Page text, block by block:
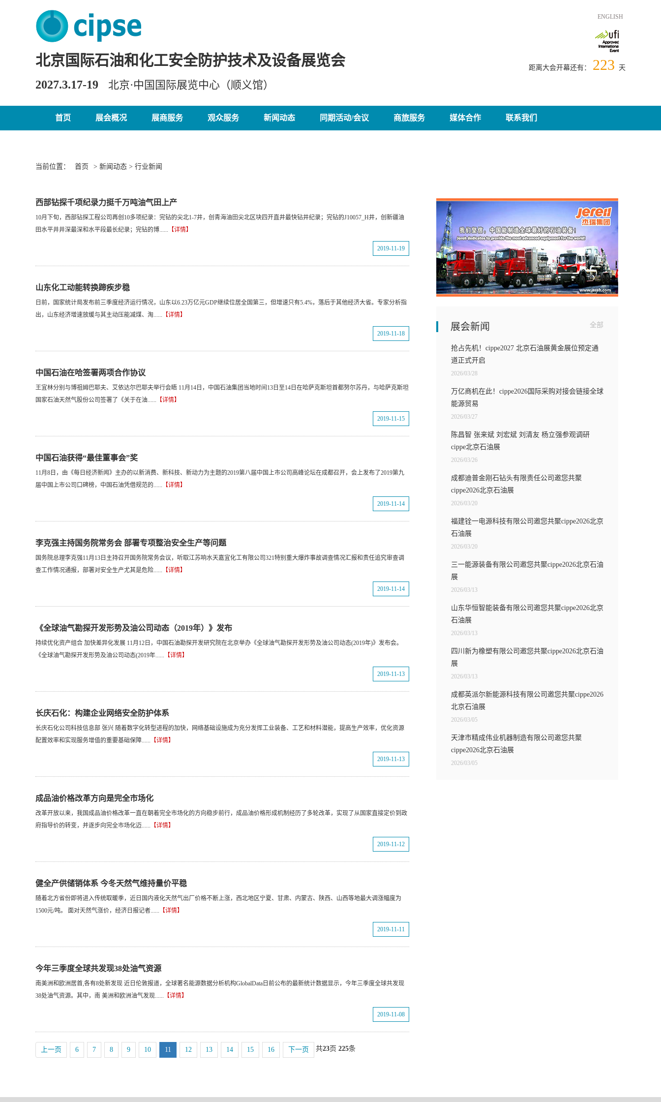
北京国际石油和化工安全防护技术及设备展览会
2027.3.17-19 北京·中国国际展览中心（顺义馆）
ENGLISH
距离大会开幕还有： 223 天
首页 展会概况 展商服务 观众服务 新闻动态 同期活动/会议 商旅服务 媒体合作 联系我们
当前位置： 首页 > 新闻动态 > 行业新闻
西部钻探千项纪录力挺千万吨油气田上产
10月下旬，西部钻探工程公司再创10多项纪录：完钻的尖北1-7井，创青海油田尖北区块四开直井最快钻井纪录；完钻的J10057_H井，创新疆油
田水平井井深最深和水平段最长纪录；完钻的博...... 【详情】
2019-11-19
山东化工动能转换蹄疾步稳
日前，国家统计局发布前三季度经济运行情况，山东以6.23万亿元GDP继续位居全国第三，但增速只有5.4%，落后于其他经济大省。专家分析指
出，山东经济增速放缓与其主动压能减煤、淘...... 【详情】
2019-11-18
中国石油在哈签署两项合作协议
王宜林分别与博祖姆巴耶夫、艾依达尔巴耶夫举行会晤 11月14日，中国石油集团当地时间13日至14日在哈萨克斯坦首都努尔苏丹，与哈萨克斯坦
国家石油天然气股份公司签署了《关于在油...... 【详情】
2019-11-15
中国石油获得“最佳董事会”奖
11月8日，由《每日经济新闻》主办的以新消费、新科技、新动力为主题的2019第八届中国上市公司高峰论坛在成都召开，会上发布了2019第九
届中国上市公司口碑榜，中国石油凭借规范的...... 【详情】
2019-11-14
李克强主持国务院常务会 部署专项整治安全生产等问题
国务院总理李克强11月13日主持召开国务院常务会议，听取江苏响水天嘉宜化工有限公司321特别重大爆炸事故调查情况汇报和责任追究审查调
查工作情况通报，部署对安全生产尤其是危险...... 【详情】
2019-11-14
《全球油气勘探开发形势及油公司动态（2019年）》发布
持续优化资产组合 加快差异化发展 11月12日，中国石油勘探开发研究院在北京举办《全球油气勘探开发形势及油公司动态(2019年)》发布会。
《全球油气勘探开发形势及油公司动态(2019年...... 【详情】
2019-11-13
长庆石化：构建企业网络安全防护体系
长庆石化公司科技信息部 张兴 随着数字化转型进程的加快，网络基础设施成为充分发挥工业装备、工艺和材料潜能，提高生产效率，优化资源
配置效率和实现服务增值的重要基础保障...... 【详情】
2019-11-13
成品油价格改革方向是完全市场化
改革开放以来，我国成品油价格改革一直在朝着完全市场化的方向稳步前行，成品油价格形成机制经历了多轮改革，实现了从国家直接定价到政
府指导价的转变，并逐步向完全市场化迈...... 【详情】
2019-11-12
健全产供储销体系 今冬天然气维持量价平稳
随着北方省份即将进入传统取暖季，近日国内液化天然气出厂价格不断上涨，西北地区宁夏、甘肃、内蒙古、陕西、山西等地最大调涨幅度为
1500元/吨。 面对天然气涨价，经济日报记者...... 【详情】
2019-11-11
今年三季度全球共发现38处油气资源
南美洲和欧洲居首,各有8处新发现 近日伦敦报道，全球著名能源数据分析机构GlobalData日前公布的最新统计数据显示，今年三季度全球共发现
38处油气资源。其中，南 美洲和欧洲油气发现...... 【详情】
2019-11-08
上一页 6 7 8 9 10 11 12 13 14 15 16 下一页 共23页 225条
展会新闻 全部
抢占先机！cippe2027 北京石油展黄金展位预定通
道正式开启
2026/03/28
万亿商机在此！cippe2026国际采购对接会链接全球
能源贸易
2026/03/27
陈昌智 张来斌 刘宏斌 刘清友 杨立强参观调研
cippe北京石油展
2026/03/26
成都迪普金刚石钻头有限责任公司邀您共聚
cippe2026北京石油展
2026/03/20
福建铨一电源科技有限公司邀您共聚cippe2026北京
石油展
2026/03/20
三一能源装备有限公司邀您共聚cippe2026北京石油
展
2026/03/13
山东华恒智能装备有限公司邀您共聚cippe2026北京
石油展
2026/03/13
四川新为橡塑有限公司邀您共聚cippe2026北京石油
展
2026/03/13
成都英派尔新能源科技有限公司邀您共聚cippe2026
北京石油展
2026/03/05
天津市精成伟业机器制造有限公司邀您共聚
cippe2026北京石油展
2026/03/05